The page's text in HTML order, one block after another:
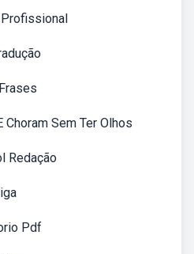
Choram Sem Ter Olhos
Redação
Pdf